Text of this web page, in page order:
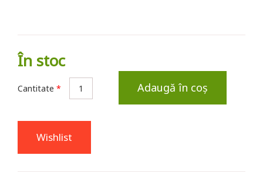
În stoc
Cantitate * Adaugă în coș
Wishlist